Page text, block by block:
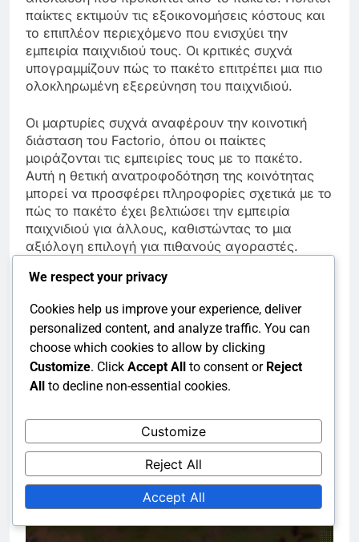
παίκτες εκτιμούν τις εξοικονομήσεις κόστους και
το επιπλέον περιεχόμενο που ενισχύει την
εμπειρία παιχνιδιού τους. Οι κριτικές συχνά
υπογραμμίζουν πώς το πακέτο επιτρέπει μια πιο
ολοκληρωμένη εξερεύνηση του παιχνιδιού.
Οι μαρτυρίες συχνά αναφέρουν την κοινοτική
διάσταση του Factorio, όπου οι παίκτες
μοιράζονται τις εμπειρίες τους με το πακέτο.
Αυτή η θετική ανατροφοδότηση της κοινότητας
μπορεί να προσφέρει πληροφορίες σχετικά με το
πώς το πακέτο έχει βελτιώσει την εμπειρία
παιχνιδιού για άλλους, καθιστώντας το μια
αξιόλογη επιλογή για πιθανούς αγοραστές.
Κατά την αξιολόγηση του πακέτου, αναζητήστε
κριτικές χρηστών που συζητούν συγκεκριμένα
χαρακτηριστικά ή περιεχόμενο που αντηχούν με
το στυλ παιχνιδιού σας. Αυτό μπορεί να σας
βοηθήσει να λάβετε μια ενημερωμένη απόφαση
με βάση τις εμπειρίες άλλων στην κοινότητα.
We respect your privacy
Cookies help us improve your experience, deliver
personalized content, and analyze traffic. You can
choose which cookies to allow by clicking
Customize. Click Accept All to consent or Reject
All to decline non-essential cookies.
Customize
Reject All
Accept All